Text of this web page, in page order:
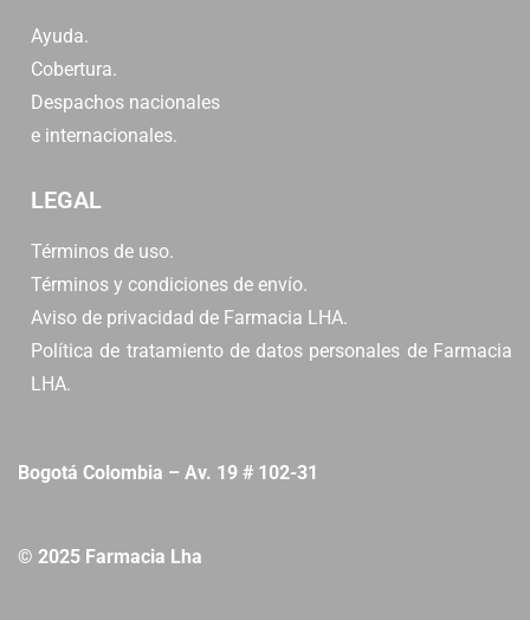
Ayuda.
Cobertura.
Despachos nacionales
e internacionales.
LEGAL
Términos de uso.
Términos y condiciones de envío.
Aviso de privacidad de Farmacia LHA.
Política de tratamiento de datos personales de Farmacia
LHA.
Bogotá Colombia – Av. 19 # 102-31
© 2025 Farmacia Lha